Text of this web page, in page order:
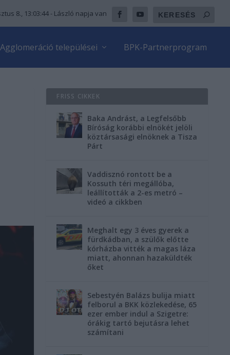
8., 13:03:45 - László napja van
Agglomeráció települései BPK-Partnerprogram
FRISS CIKKEK
Baka Andrást, a Legfelsőbb
Bíróság korábbi elnökét jelöli
köztársasági elnöknek a Tisza
Párt
Vaddisznó rontott be a
Kossuth téri megállóba,
leállították a 2-es metró –
videó a cikkben
Meghalt egy 3 éves gyerek a
fürdkádban, a szülők előtte
kórházba vitték a magas láza
miatt, ahonnan hazaküldték
őket
Sebestyén Balázs bulija miatt
felborul a BKK közlekedése, 65
ezer ember indul a Szigetre:
órákig tartó bejutásra lehet
számítani